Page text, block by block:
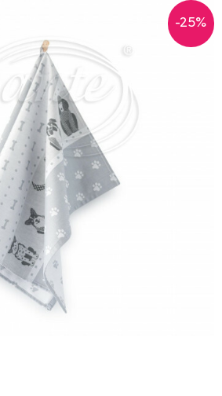
-25%